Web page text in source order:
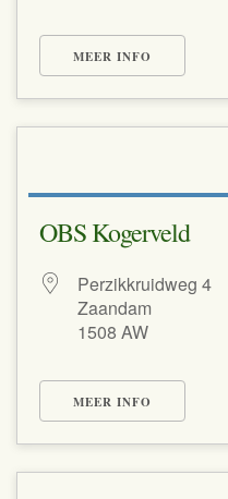
MEER INFO
OBS Kogerveld
Perzikkruidweg 4
Zaandam
1508 AW
MEER INFO